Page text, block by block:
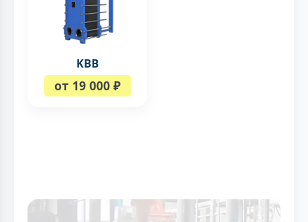
KBB
от 19 000 ₽